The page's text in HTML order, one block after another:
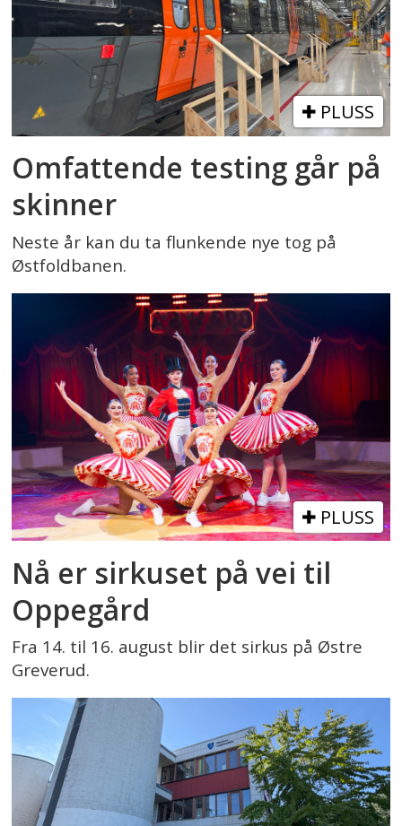
PLUSS
Omfattende testing går på
skinner
Neste år kan du ta flunkende nye tog på
Østfoldbanen.
PLUSS
Nå er sirkuset på vei til
Oppegård
Fra 14. til 16. august blir det sirkus på Østre
Greverud.